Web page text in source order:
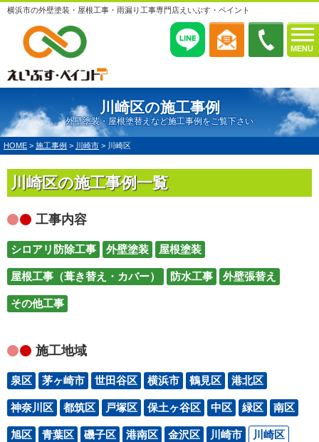
MENU
横浜市の外壁塗装・屋根工事・雨漏り工事専門店えいぶす・ペイント
川崎区の施工事例
外壁塗装・屋根塗替えなど施工事例をご覧下さい
HOME > 施工事例 > 川崎市 > 川崎区
川崎区の施工事例一覧
工事内容
シロアリ防除工事 外壁塗装 屋根塗装
屋根工事（葺き替え・カバー） 防水工事 外壁張替え
その他工事
施工地域
泉区 茅ヶ崎市 世田谷区 横浜市 鶴見区 港北区
神奈川区 都筑区 戸塚区 保土ヶ谷区 中区 緑区 南区
旭区 青葉区 磯子区 港南区 金沢区 川崎市 川崎区